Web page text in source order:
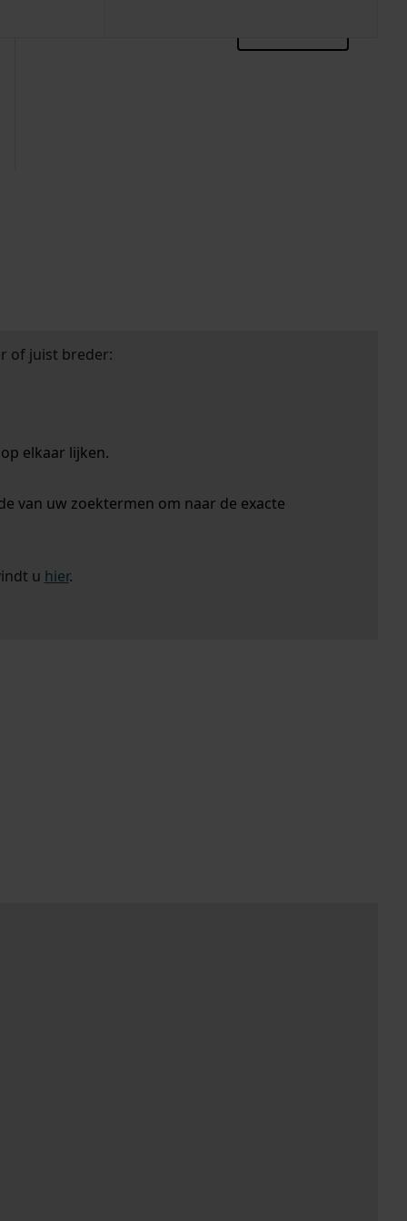
of juist breder:
elkaar lijken.
van uw zoektermen om naar de exacte
u hier.